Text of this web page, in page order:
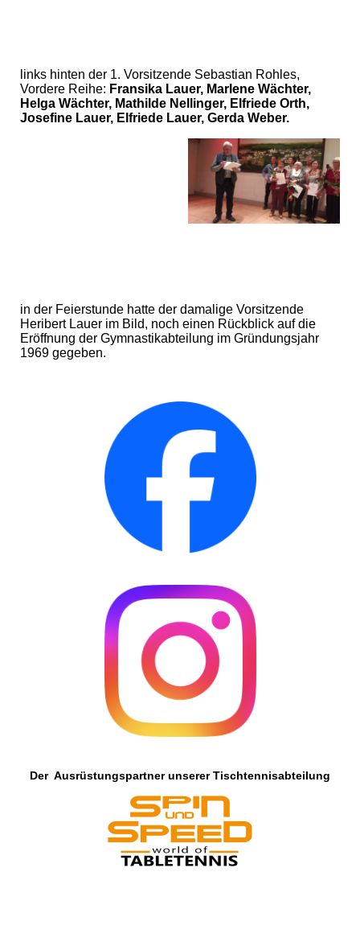
links hinten der 1. Vorsitzende Sebastian Rohles,
Vordere Reihe: Fransika Lauer, Marlene Wächter,
Helga Wächter, Mathilde Nellinger, Elfriede Orth,
Josefine Lauer, Elfriede Lauer, Gerda Weber.
in der Feierstunde hatte der damalige Vorsitzende
Heribert Lauer im Bild, noch einen Rückblick auf die
Eröffnung der Gymnastikabteilung im Gründungsjahr
1969 gegeben.
Der Ausrüstungspartner unserer Tischtennisabteilung